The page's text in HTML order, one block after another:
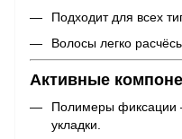
Подходит для всех
Волосы легко
Активные
Полимеры фиксации
укладки.